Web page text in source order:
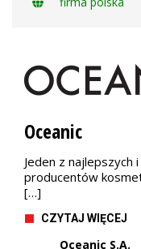
Oceanic
Jeden z najlepszych
producentów
[…]
CZYTAJ WIĘCEJ
Oceanic S.A.